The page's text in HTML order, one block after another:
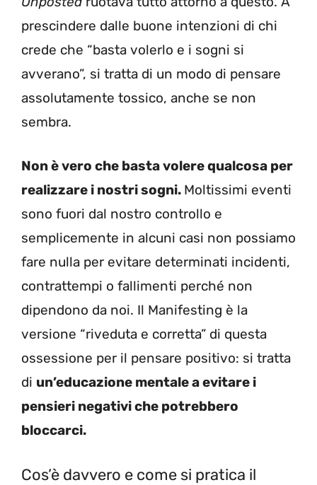
prescindere dalle buone intenzioni di chi
crede che “basta volerlo e i sogni si
avverano”, si tratta di un modo di pensare
assolutamente tossico, anche se non
sembra.
Non è vero che basta volere qualcosa per
realizzare i nostri sogni. Moltissimi eventi
sono fuori dal nostro controllo e
semplicemente in alcuni casi non possiamo
fare nulla per evitare determinati incidenti,
contrattempi o fallimenti perché non
dipendono da noi. Il Manifesting è la
versione “riveduta e corretta” di questa
ossessione per il pensare positivo: si tratta
di un’educazione mentale a evitare i
pensieri negativi che potrebbero
bloccarci.
Cos’è davvero e come si pratica il